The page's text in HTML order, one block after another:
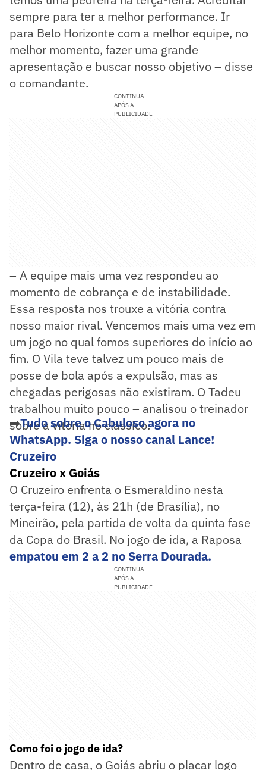
sempre para ter a melhor performance. Ir
para Belo Horizonte com a melhor equipe, no
melhor momento, fazer uma grande
apresentação e buscar nosso objetivo – disse
o comandante.
CONTINUA
APÓS A
PUBLICIDADE
– A equipe mais uma vez respondeu ao
momento de cobrança e de instabilidade.
Essa resposta nos trouxe a vitória contra
nosso maior rival. Vencemos mais uma vez em
um jogo no qual fomos superiores do início ao
fim. O Vila teve talvez um pouco mais de
posse de bola após a expulsão, mas as
chegadas perigosas não existiram. O Tadeu
trabalhou muito pouco – analisou o treinador
sobre a vitória no clássico.
➡️Tudo sobre o Cabuloso agora no
WhatsApp. Siga o nosso canal Lance!
Cruzeiro
Cruzeiro x Goiás
O Cruzeiro enfrenta o Esmeraldino nesta
terça-feira (12), às 21h (de Brasília), no
Mineirão, pela partida de volta da quinta fase
da Copa do Brasil. No jogo de ida, a Raposa
empatou em 2 a 2 no Serra Dourada.
CONTINUA
APÓS A
PUBLICIDADE
Como foi o jogo de ida?
Dentro de casa, o Goiás abriu o placar logo